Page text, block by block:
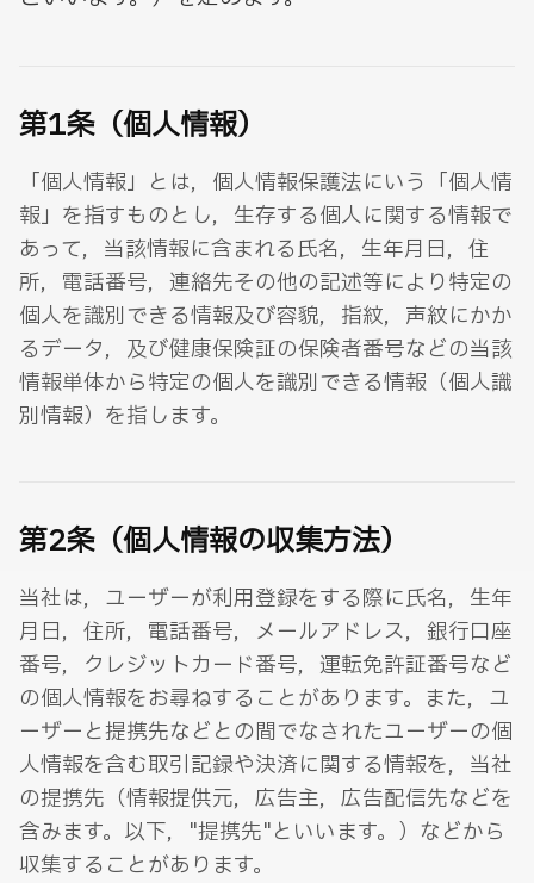
第1条（個人情報）
「個人情報」とは，個人情報保護法にいう「個人情
報」を指すものとし，生存する個人に関する情報で
あって，当該情報に含まれる氏名，生年月日，住
所，電話番号，連絡先その他の記述等により特定の
個人を識別できる情報及び容貌，指紋，声紋にかか
るデータ，及び健康保険証の保険者番号などの当該
情報単体から特定の個人を識別できる情報（個人識
別情報）を指します。
第2条（個人情報の収集方法）
当社は，ユーザーが利用登録をする際に氏名，生年
月日，住所，電話番号，メールアドレス，銀行口座
番号，クレジットカード番号，運転免許証番号など
の個人情報をお尋ねすることがあります。また，ユ
ーザーと提携先などとの間でなされたユーザーの個
人情報を含む取引記録や決済に関する情報を，当社
の提携先（情報提供元，広告主，広告配信先などを
含みます。以下，"提携先"といいます。）などから
収集することがあります。